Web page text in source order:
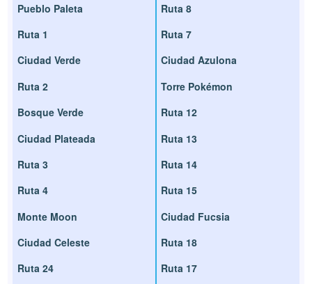
Pueblo Paleta
Ruta 1
Ciudad Verde
Ruta 2
Bosque Verde
Ciudad Plateada
Ruta 3
Ruta 4
Monte Moon
Ciudad Celeste
Ruta 24
Ruta 8
Ruta 7
Ciudad Azulona
Torre Pokémon
Ruta 12
Ruta 13
Ruta 14
Ruta 15
Ciudad Fucsia
Ruta 18
Ruta 17